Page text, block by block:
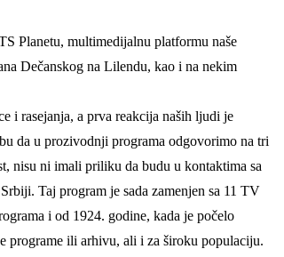
Planetu, multimedijalnu platformu naše
Dečanskog na Lilendu, kao i na nekim
i rasejanja, a prva reakcija naših ljudi je
da u prozivodnji programa odgovorimo na tri
nisu ni imali priliku da budu u kontaktima sa
Taj program je sada zamenjen sa 11 TV
i od 1924. godine, kada je počelo
programe ili arhivu, ali i za široku populaciju.